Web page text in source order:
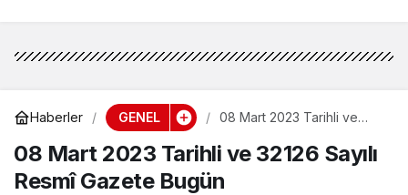
Haberler GENEL
08 Mart 2023 Tarihli ve
Bugün
08 Mart 2023 Tarihli ve 32126 Sayılı
Resmî Gazete Bugün